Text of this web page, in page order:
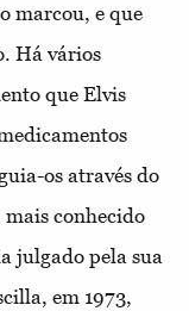
marcou, e que
Há vários
que Elvis
os através do
mais conhecido
julgado pela sua
em 1973,